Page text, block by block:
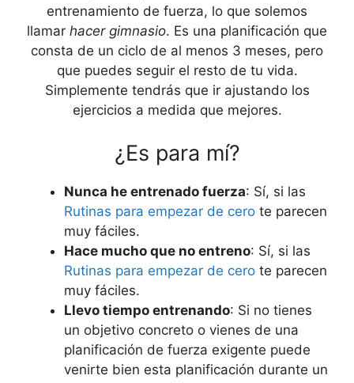
entrenamiento de fuerza, lo que solemos
llamar hacer gimnasio. Es una planificación que
consta de un ciclo de al menos 3 meses, pero
que puedes seguir el resto de tu vida.
Simplemente tendrás que ir ajustando los
ejercicios a medida que mejores.
¿Es para mí?
Nunca he entrenado fuerza: Sí, si las
Rutinas para empezar de cero te parecen
muy fáciles.
Hace mucho que no entreno: Sí, si las
Rutinas para empezar de cero te parecen
muy fáciles.
Llevo tiempo entrenando: Si no tienes
un objetivo concreto o vienes de una
planificación de fuerza exigente puede
venirte bien esta planificación durante un